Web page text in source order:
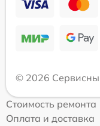
© 2026
Стоимость ремонта
Оплата и доставка